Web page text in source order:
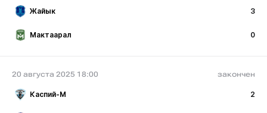
Жайык 3
Мактаарал 0
20 августа 2025 18:00 закончен
Каспий-М 2